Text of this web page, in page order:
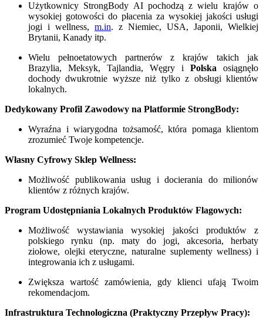
Użytkownicy StrongBody AI pochodzą z wielu krajów o
wysokiej gotowości do płacenia za wysokiej jakości usługi
jogi i wellness, m.in. z Niemiec, USA, Japonii, Wielkiej
Brytanii, Kanady itp.
Wielu pełnoetatowych partnerów z krajów takich jak
Brazylia, Meksyk, Tajlandia, Węgry i Polska osiągnęło
dochody dwukrotnie wyższe niż tylko z obsługi klientów
lokalnych.
Dedykowany Profil Zawodowy na Platformie StrongBody:
Wyraźna i wiarygodna tożsamość, która pomaga klientom
zrozumieć Twoje kompetencje.
Własny Cyfrowy Sklep Wellness:
Możliwość publikowania usług i docierania do milionów
klientów z różnych krajów.
Program Udostępniania Lokalnych Produktów Flagowych:
Możliwość wystawiania wysokiej jakości produktów z
polskiego rynku (np. maty do jogi, akcesoria, herbaty
ziołowe, olejki eteryczne, naturalne suplementy wellness) i
integrowania ich z usługami.
Zwiększa wartość zamówienia, gdy klienci ufają Twoim
rekomendacjom.
Infrastruktura Technologiczna (Praktyczny Przepływ Pracy):